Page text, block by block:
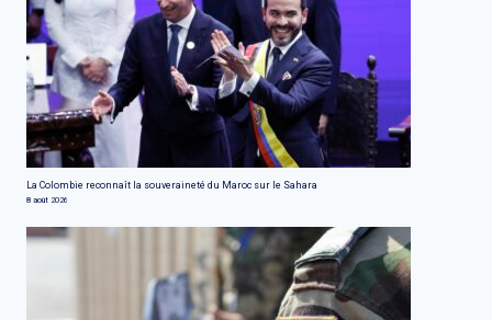
La Colombie reconnaît la souveraineté du Maroc sur le Sahara
8 août 2026